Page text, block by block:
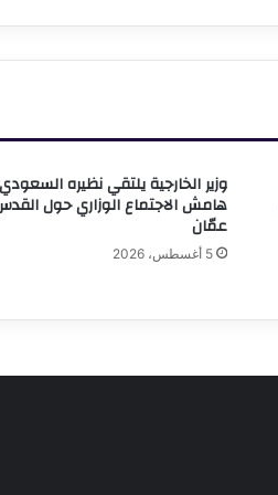
إليها
مع
النادي
الأهلي
مدينة
وزير الخارجية يلتقي نظيره
هامش الاجتماع الوزاري حول
عمّان
5 أغسطس، 2026